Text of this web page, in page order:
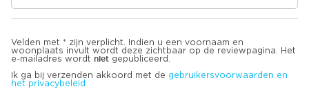
Velden met * zijn verplicht. Indien u een voornaam en
woonplaats invult wordt deze zichtbaar op de reviewpagina. Het
e-mailadres wordt niet gepubliceerd.
Ik ga bij verzenden akkoord met de gebruikersvoorwaarden en
het privacybeleid